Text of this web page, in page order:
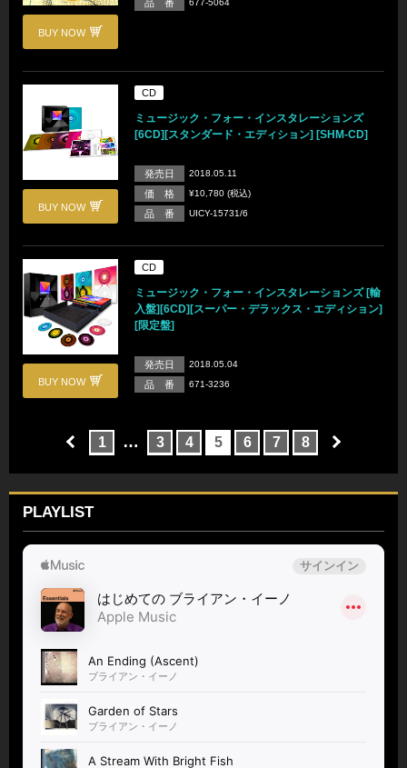
BUY NOW
品 番 677-5064
BUY NOW
CD
ミュージック・フォー・インスタレーションズ
[6CD][スタンダード・エディション] [SHM-CD]
発売日 2018.05.11
価 格 ¥10,780 (税込)
品 番 UICY-15731/6
BUY NOW
CD
ミュージック・フォー・インスタレーションズ [輸
入盤][6CD][スーパー・デラックス・エディション]
[限定盤]
発売日 2018.05.04
品 番 671-3236
1 … 3 4 5 6 7 8
PLAYLIST